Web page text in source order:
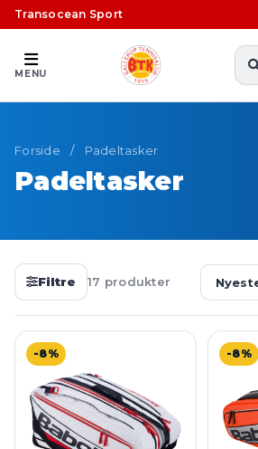
Transocean Sport
MENU
Forside / Padeltasker
Padeltasker
Filtre 17 produkter
-8% -8%